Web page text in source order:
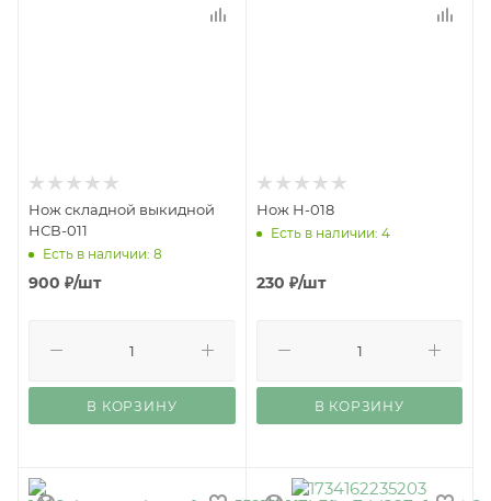
Нож складной выкидной
НСВ-011
Есть в наличии: 8
900 ₽/шт
В КОРЗИНУ
Нож Н-018
Есть в наличии: 4
230 ₽/шт
В КОРЗИНУ